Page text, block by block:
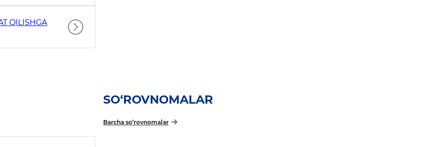
QILISHGA
SO‘ROVNOMALAR
Barcha so‘rovnomalar